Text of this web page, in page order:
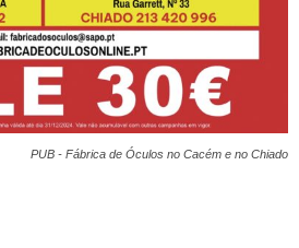
PUB - Fábrica de Óculos no Cacém e no Chiado